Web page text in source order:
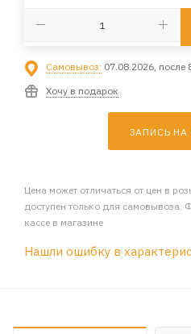
Самовывоз: 07.08.2026, после
Хочу в подарок
ЗАПИСЬ НА
Цена может отличаться от цен в
доступен только для самовывоза.
кассе в магазине
Нашли ошибку в